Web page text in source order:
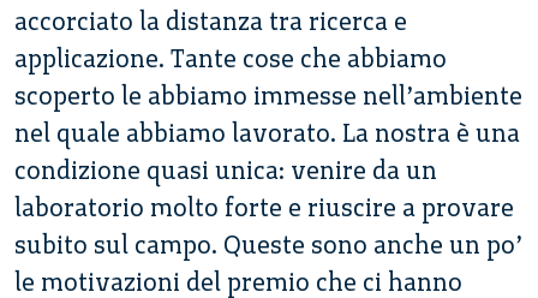
accorciato la distanza tra ricerca e
applicazione. Tante cose che abbiamo
scoperto le abbiamo immesse nell’ambiente
nel quale abbiamo lavorato. La nostra è una
condizione quasi unica: venire da un
laboratorio molto forte e riuscire a provare
subito sul campo. Queste sono anche un po’
le motivazioni del premio che ci hanno